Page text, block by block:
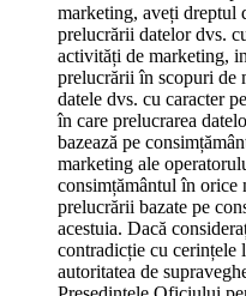
marketing, aveți dreptul
prelucrării datelor dvs.
activități de marketing,
prelucrării în scopuri de
datele dvs. cu caracter
în care prelucrarea
bazează pe
marketing ale
consimțământul în orice
prelucrării bazate pe
acestuia. Dacă
contradicție cu cerințele
autoritatea de